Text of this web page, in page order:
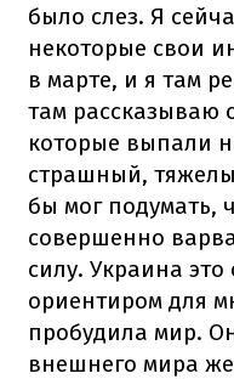
было слез. Я
некоторые свои
в марте, и я там
там рассказываю
которые выпали
страшный,
бы мог подумать,
совершенно
силу. Украина
ориентиром для
пробудила мир.
внешнего мира